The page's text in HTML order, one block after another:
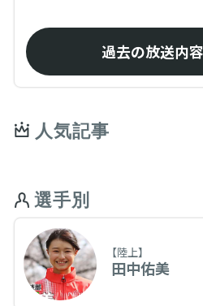
過去の放送内
人気記事
選手別
【陸上】
田中佑美